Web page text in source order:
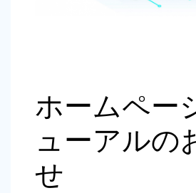
ホームペー
ューアルの
せ